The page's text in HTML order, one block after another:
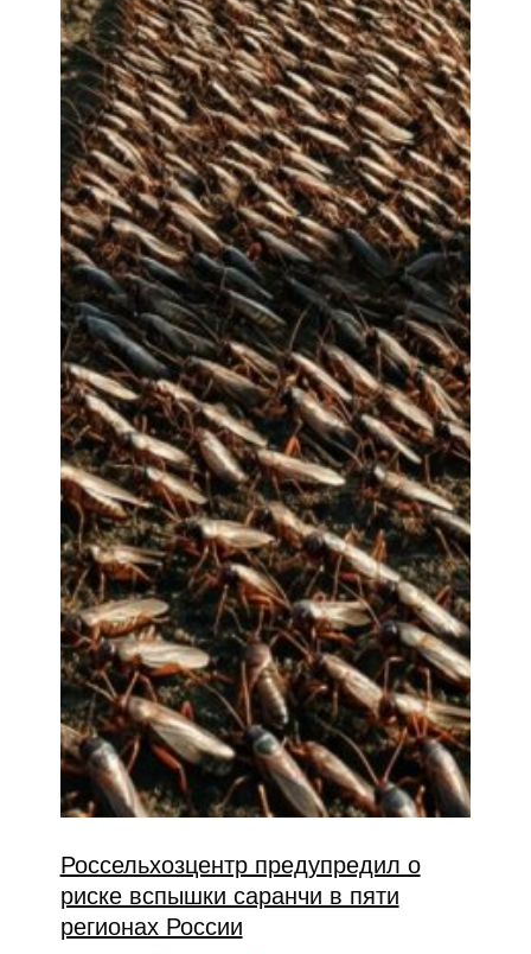
Россельхозцентр предупредил о
риске вспышки саранчи в пяти
регионах России